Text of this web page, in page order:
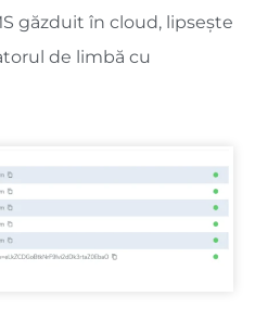
găzduit în cloud, lipsește
de limbă cu